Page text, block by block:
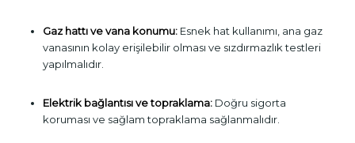
Gaz hattı ve vana konumu:Esnek hat kullanımı, ana gaz
vanasının kolay erişilebilir olması ve sızdırmazlık testleri
yapılmalıdır.
Elektrik bağlantısı ve topraklama:Doğru sigorta
koruması ve sağlam topraklama sağlanmalıdır.